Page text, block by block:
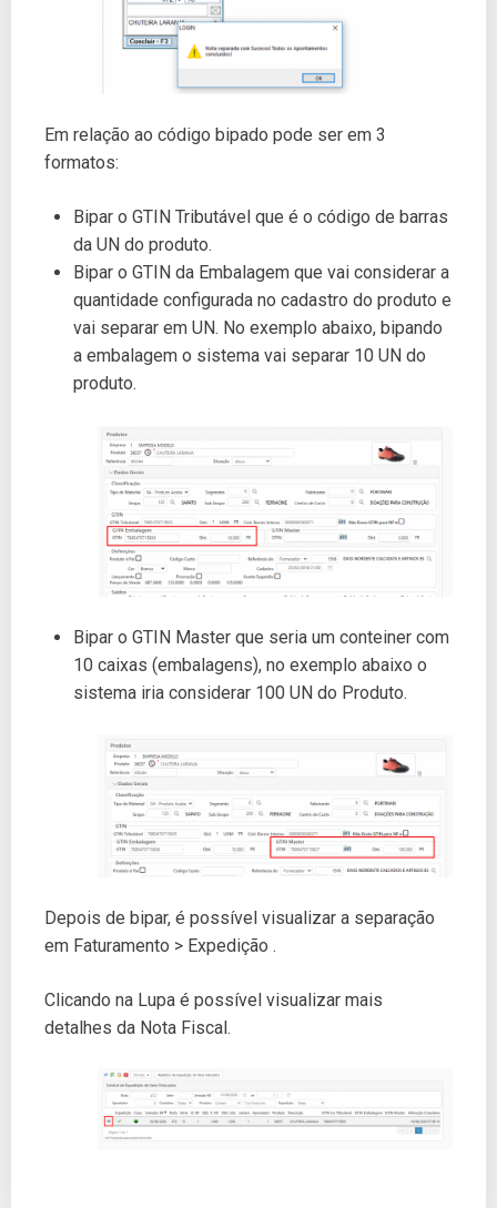
Em relação ao código bipado pode ser em 3
formatos:
Bipar o GTIN Tributável que é o código de barras
da UN do produto.
Bipar o GTIN da Embalagem que vai considerar a
quantidade configurada no cadastro do produto e
vai separar em UN. No exemplo abaixo, bipando
a embalagem o sistema vai separar 10 UN do
produto.
Bipar o GTIN Master que seria um conteiner com
10 caixas (embalagens), no exemplo abaixo o
sistema iria considerar 100 UN do Produto.
Depois de bipar, é possível visualizar a separação
em Faturamento > Expedição .
Clicando na Lupa é possível visualizar mais
detalhes da Nota Fiscal.